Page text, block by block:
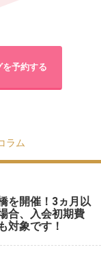
予約する
ラム
を開催！3ヵ月以
合、入会初期費
象です！